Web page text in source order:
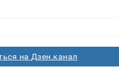
на Дзен.канал